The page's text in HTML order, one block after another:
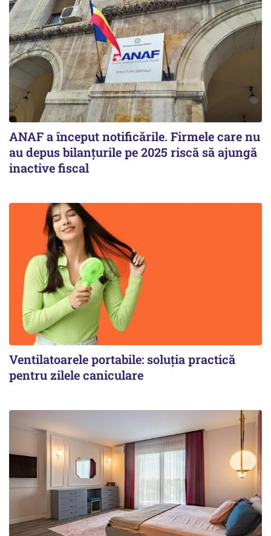
ANAF a început notificările. Firmele care nu
au depus bilanțurile pe 2025 riscă să ajungă
inactive fiscal
Ventilatoarele portabile: soluția practică
pentru zilele caniculare